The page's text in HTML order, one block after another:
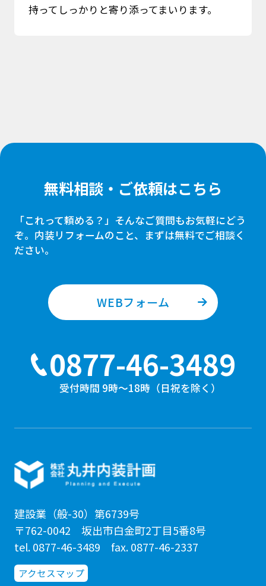
持ってしっかりと寄り添ってまいります。
無料相談・ご依頼はこちら
「これって頼める？」そんなご質問もお気軽にどう
ぞ。 内装リフォームのこと、まずは無料でご相談く
ださい。
WEBフォーム
0877-46-3489
受付時間 9時〜18時（日祝を除く）
建設業（般-30）第6739号
〒762-0042 坂出市白金町2丁目5番8号
tel. 0877-46-3489 fax. 0877-46-2337
アクセスマップ